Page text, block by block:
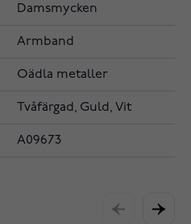
Damsmycken
Armband
Oädla metaller
Tvåfärgad, Guld, Vit
A09673